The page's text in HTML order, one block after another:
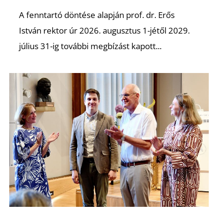
A fenntartó döntése alapján prof. dr. Erős
István rektor úr 2026. augusztus 1-jétől 2029.
július 31-ig további megbízást kapott...